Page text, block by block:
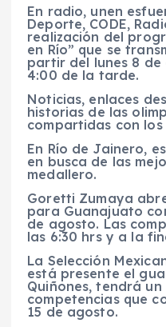
En radio, unen
Deporte, CODE,
realización del
en Río” que se
partir del lunes 8 de
4:00 de la tarde.
Noticias, enlaces
historias de las
compartidas con
En Río de Jainero,
en busca de las
medallero.
Goretti Zumaya
para Guanajuato
de agosto. Las
las 6:30 hrs y a la
La Selección
está presente el
Quiñones, tendrá
competencias que
15 de agosto.